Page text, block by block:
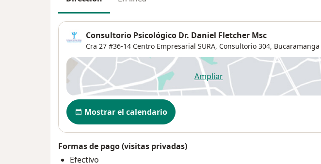
Consultorio Psicológico Dr. Daniel Fletcher Msc
Cra 27 #36-14 Centro Empresarial SURA, Consultorio 304, Bucaramanga
Ampliarse abre en una nueva pestaña
Disponibilidad
Mostrar el calendario
Formas de pago (visitas privadas)
Efectivo